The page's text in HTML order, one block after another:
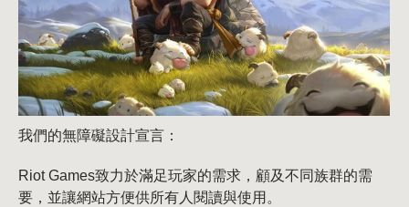
我們的無障礙設計宣言：
Riot Games致力於滿足玩家的需求，顧及不同族群的需
要，並讓網站方便供所有人閱讀與使用。